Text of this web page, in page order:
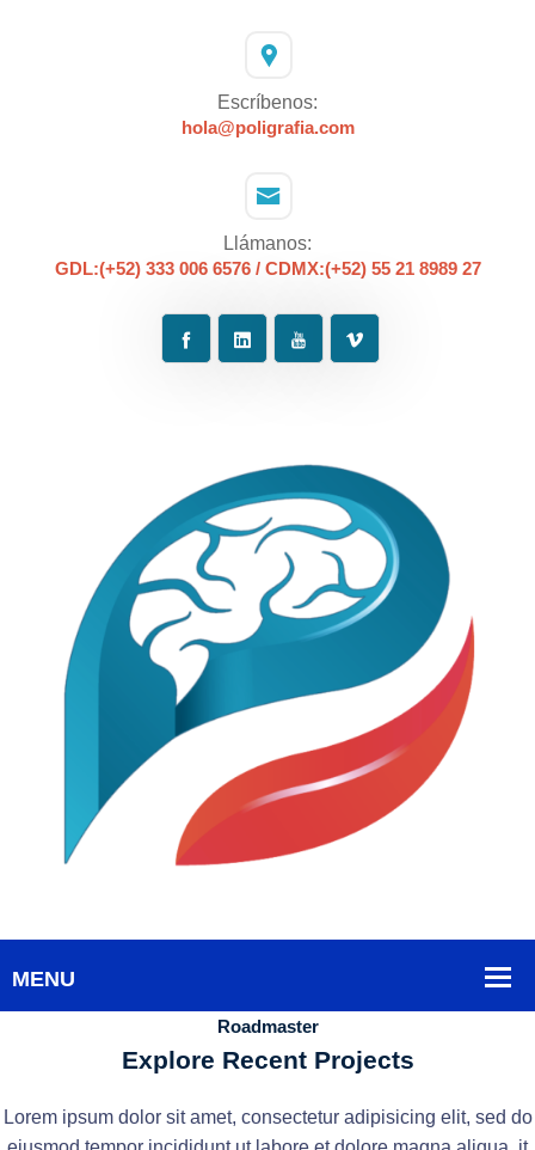
Escríbenos:
hola@poligrafia.com
Llámanos:
GDL:(+52) 333 006 6576 / CDMX:(+52) 55 21 8989 27
Roadmaster
Explore Recent Projects
Lorem ipsum dolor sit amet, consectetur adipisicing elit, sed do